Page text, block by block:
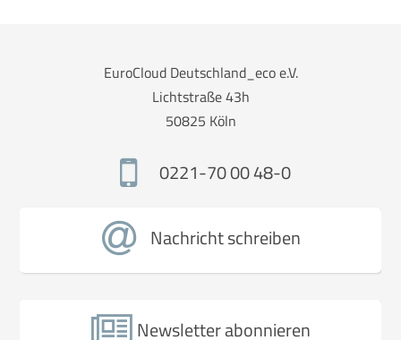
EuroCloud Deutschland_eco e.V.
Lichtstraße 43h
50825 Köln
0221-70 00 48-0
Nachricht schreiben
Newsletter abonnieren